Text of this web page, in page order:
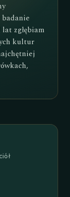
zgłębiam
kultur